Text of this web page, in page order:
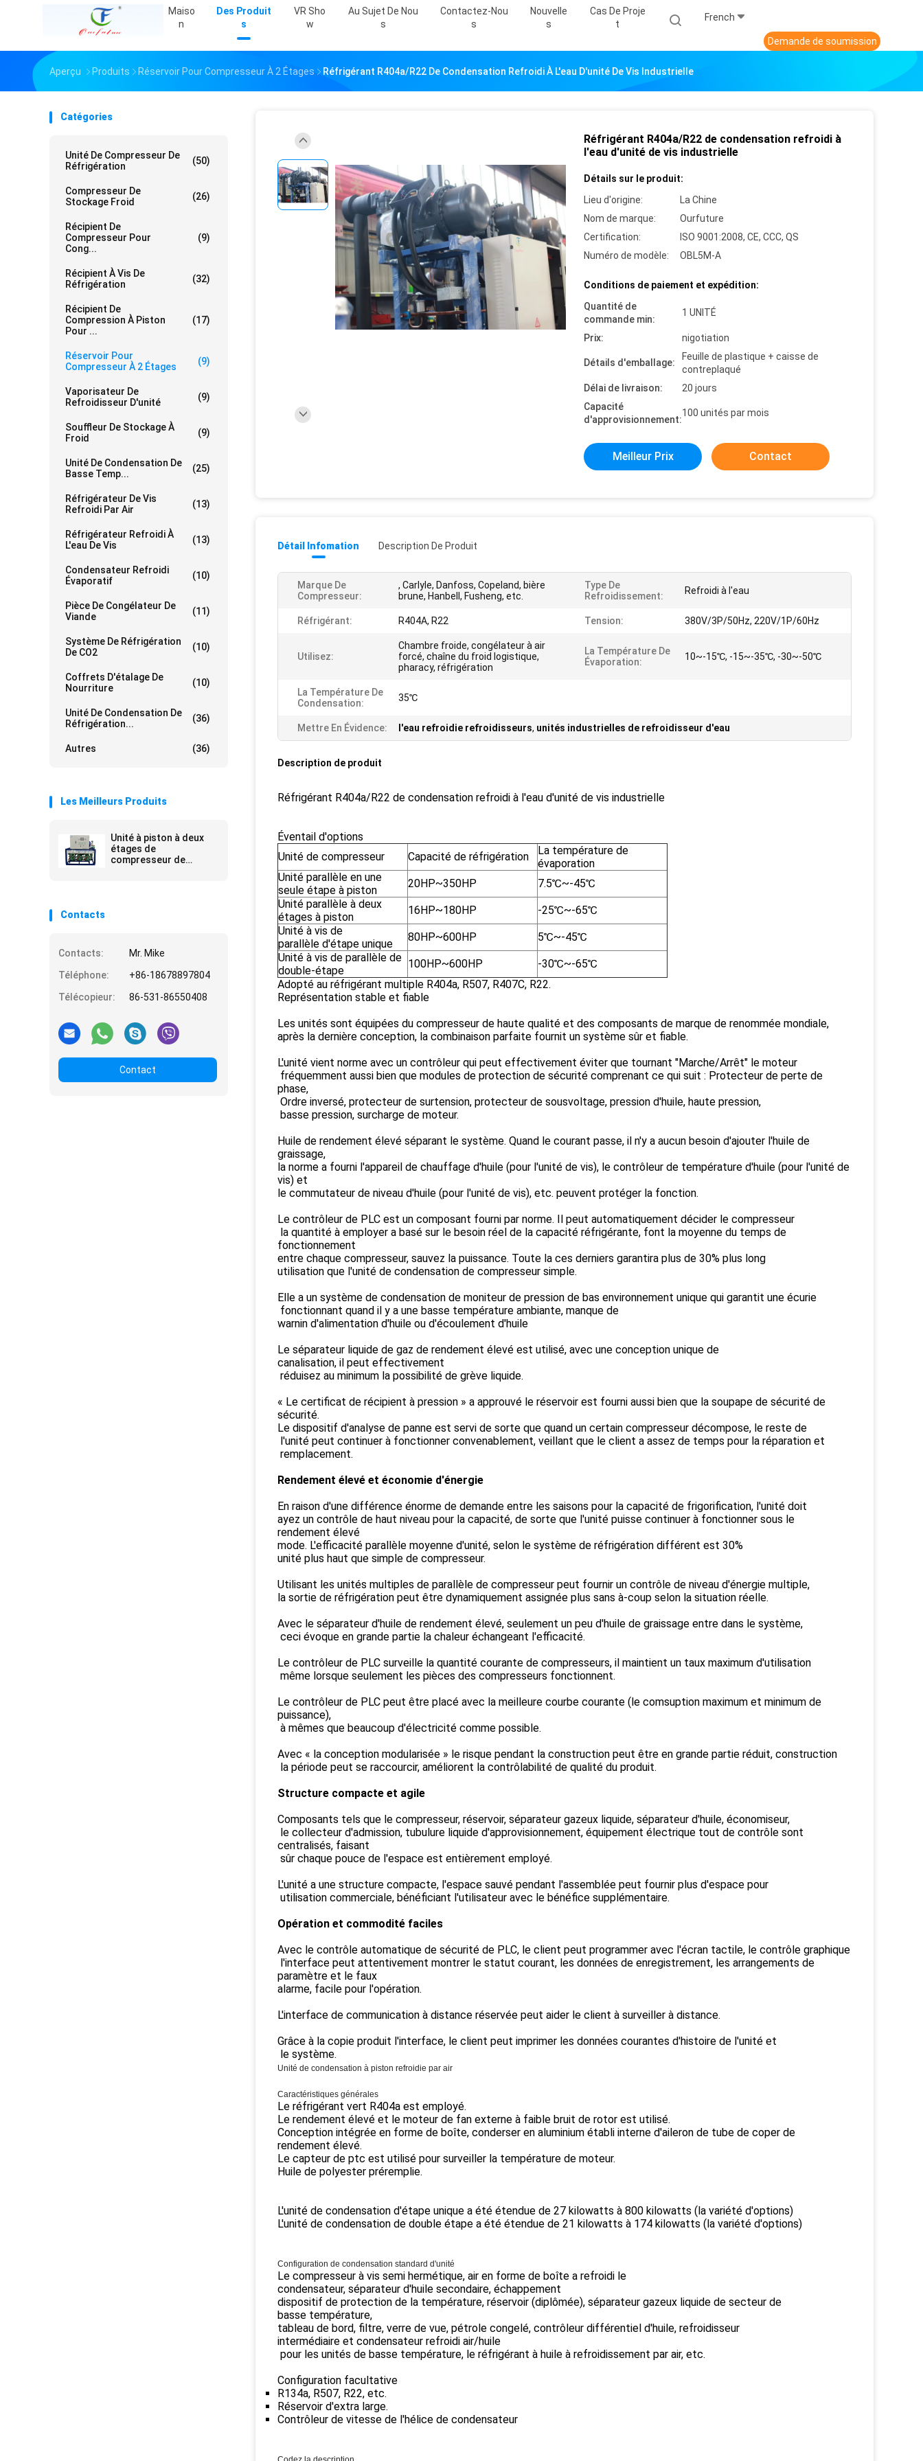
Maiso
N
Des Produit
S
VR Sho
W
Au Sujet De Nou
S
Contactez-Nou
S
Nouvelle
S
Cas De Proje
T
French
Demande de soumission
Aperçu Produits Réservoir Pour Compresseur À 2 Étages Réfrigérant R404a/R22 De Condensation Refroidi À L'eau D'unité De Vis Industrielle
Catégories
Unité De Compresseur De
Réfrigération
(50)
Compresseur De
Stockage Froid
(26)
Récipient De
Compresseur Pour
Cong...
(9)
Récipient À Vis De
Réfrigération
(32)
Récipient De
Compression À Piston
Pour ...
(17)
Réservoir Pour
Compresseur À 2 Étages
(9)
Vaporisateur De
Refroidisseur D'unité
(9)
Souffleur De Stockage À
Froid
(9)
Unité De Condensation De
Basse Temp...
(25)
Réfrigérateur De Vis
Refroidi Par Air
(13)
Réfrigérateur Refroidi À
L'eau De Vis
(13)
Condensateur Refroidi
Évaporatif
(10)
Pièce De Congélateur De
Viande
(11)
Système De Réfrigération
De CO2
(10)
Coffrets D'étalage De
Nourriture
(10)
Unité De Condensation De
Réfrigération...
(36)
Autres (36)
Les Meilleurs Produits
Unité à piston à deux
étages de
compresseur de
Contacts
Contacts:
Mr. Mike
Téléphone:
+86-18678897804
Télécopieur:
86-531-86550408
Contact
Réfrigérant R404a/R22 de condensation refroidi à
l'eau d'unité de vis industrielle
Détails sur le produit:
Lieu d'origine:
La Chine
Nom de marque:
Ourfuture
Certification:
ISO 9001:2008, CE, CCC, QS
Numéro de modèle:
OBL5M-A
Conditions de paiement et expédition:
Quantité de
commande min:
1 UNITÉ
Prix: nigotiation
Détails d'emballage:
Feuille de plastique + caisse de
contreplaqué
Délai de livraison:
20 jours
Capacité
d'approvisionnement:
100 unités par mois
Meilleur Prix Contact
Détail Infomation Description De Produit
Marque De
Compresseur:
, Carlyle, Danfoss, Copeland, bière
brune, Hanbell, Fusheng, etc.
Type De
Refroidissement:
Refroidi à l'eau
Réfrigérant: R404A, R22 Tension: 380V/3P/50Hz, 220V/1P/60Hz
Utilisez:
Chambre froide, congélateur à air
forcé, chaîne du froid logistique,
pharacy, réfrigération
La Température De
Évaporation:
10~-15℃, -15~-35℃, -30~-50℃
La Température De
Condensation:
35℃
Mettre En Évidence: l'eau refroidie refroidisseurs, unités industrielles de refroidisseur d'eau
Description de produit
Réfrigérant R404a/R22 de condensation refroidi à l'eau d'unité de vis industrielle
Éventail d'options
Unité de compresseur
Capacité de réfrigération
La température de
évaporation
Unité parallèle en une
seule étape à piston
20HP~350HP
7.5℃~-45℃
Unité parallèle à deux
étages à piston
16HP~180HP
-25℃~-65℃
Unité à vis de
parallèle d'étape unique
80HP~600HP
5℃~-45℃
Unité à vis de parallèle de
double-étape
100HP~600HP
-30℃~-65℃
Adopté au réfrigérant multiple R404a, R507, R407C, R22.
Représentation stable et fiable
Les unités sont équipées du compresseur de haute qualité et des composants de marque de renommée mondiale,
après la dernière conception, la combinaison parfaite fournit un système sûr et fiable.
L'unité vient norme avec un contrôleur qui peut effectivement éviter que tournant "Marche/Arrêt" le moteur
fréquemment aussi bien que modules de protection de sécurité comprenant ce qui suit : Protecteur de perte de
phase,
Ordre inversé, protecteur de surtension, protecteur de sousvoltage, pression d'huile, haute pression,
basse pression, surcharge de moteur.
Huile de rendement élevé séparant le système. Quand le courant passe, il n'y a aucun besoin d'ajouter l'huile de
graissage,
la norme a fourni l'appareil de chauffage d'huile (pour l'unité de vis), le contrôleur de température d'huile (pour l'unité de
vis) et
le commutateur de niveau d'huile (pour l'unité de vis), etc. peuvent protéger la fonction.
Le contrôleur de PLC est un composant fourni par norme. Il peut automatiquement décider le compresseur
la quantité à employer a basé sur le besoin réel de la capacité réfrigérante, font la moyenne du temps de
fonctionnement
entre chaque compresseur, sauvez la puissance. Toute la ces derniers garantira plus de 30% plus long
utilisation que l'unité de condensation de compresseur simple.
Elle a un système de condensation de moniteur de pression de bas environnement unique qui garantit une écurie
fonctionnant quand il y a une basse température ambiante, manque de
warnin d'alimentation d'huile ou d'écoulement d'huile
Le séparateur liquide de gaz de rendement élevé est utilisé, avec une conception unique de
canalisation, il peut effectivement
réduisez au minimum la possibilité de grève liquide.
« Le certificat de récipient à pression » a approuvé le réservoir est fourni aussi bien que la soupape de sécurité de
sécurité.
Le dispositif d'analyse de panne est servi de sorte que quand un certain compresseur décompose, le reste de
l'unité peut continuer à fonctionner convenablement, veillant que le client a assez de temps pour la réparation et
remplacement.
Rendement élevé et économie d'énergie
En raison d'une différence énorme de demande entre les saisons pour la capacité de frigorification, l'unité doit
ayez un contrôle de haut niveau pour la capacité, de sorte que l'unité puisse continuer à fonctionner sous le
rendement élevé
mode. L'efficacité parallèle moyenne d'unité, selon le système de réfrigération différent est 30%
unité plus haut que simple de compresseur.
Utilisant les unités multiples de parallèle de compresseur peut fournir un contrôle de niveau d'énergie multiple,
la sortie de réfrigération peut être dynamiquement assignée plus sans à-coup selon la situation réelle.
Avec le séparateur d'huile de rendement élevé, seulement un peu d'huile de graissage entre dans le système,
ceci évoque en grande partie la chaleur échangeant l'efficacité.
Le contrôleur de PLC surveille la quantité courante de compresseurs, il maintient un taux maximum d'utilisation
même lorsque seulement les pièces des compresseurs fonctionnent.
Le contrôleur de PLC peut être placé avec la meilleure courbe courante (le comsuption maximum et minimum de
puissance),
à mêmes que beaucoup d'électricité comme possible.
Avec « la conception modularisée » le risque pendant la construction peut être en grande partie réduit, construction
la période peut se raccourcir, améliorent la contrôlabilité de qualité du produit.
Structure compacte et agile
Composants tels que le compresseur, réservoir, séparateur gazeux liquide, séparateur d'huile, économiseur,
le collecteur d'admission, tubulure liquide d'approvisionnement, équipement électrique tout de contrôle sont
centralisés, faisant
sûr chaque pouce de l'espace est entièrement employé.
L'unité a une structure compacte, l'espace sauvé pendant l'assemblée peut fournir plus d'espace pour
utilisation commerciale, bénéficiant l'utilisateur avec le bénéfice supplémentaire.
Opération et commodité faciles
Avec le contrôle automatique de sécurité de PLC, le client peut programmer avec l'écran tactile, le contrôle graphique
l'interface peut attentivement montrer le statut courant, les données de enregistrement, les arrangements de
paramètre et le faux
alarme, facile pour l'opération.
L'interface de communication à distance réservée peut aider le client à surveiller à distance.
Grâce à la copie produit l'interface, le client peut imprimer les données courantes d'histoire de l'unité et
le système.
Unité de condensation à piston refroidie par air
Caractéristiques générales
Le réfrigérant vert R404a est employé.
Le rendement élevé et le moteur de fan externe à faible bruit de rotor est utilisé.
Conception intégrée en forme de boîte, conderser en aluminium établi interne d'aileron de tube de coper de
rendement élevé.
Le capteur de ptc est utilisé pour surveiller la température de moteur.
Huile de polyester préremplie.
L'unité de condensation d'étape unique a été étendue de 27 kilowatts à 800 kilowatts (la variété d'options)
L'unité de condensation de double étape a été étendue de 21 kilowatts à 174 kilowatts (la variété d'options)
Configuration de condensation standard d'unité
Le compresseur à vis semi hermétique, air en forme de boîte a refroidi le
condensateur, séparateur d'huile secondaire, échappement
dispositif de protection de la température, réservoir (diplômée), séparateur gazeux liquide de secteur de
basse température,
tableau de bord, filtre, verre de vue, pétrole congelé, contrôleur différentiel d'huile, refroidisseur
intermédiaire et condensateur refroidi air/huile
pour les unités de basse température, le réfrigérant à huile à refroidissement par air, etc.
Configuration facultative
R134a, R507, R22, etc.
Réservoir d'extra large.
Contrôleur de vitesse de l'hélice de condensateur